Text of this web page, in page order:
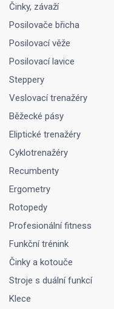
Činky, závaží
Posilovače břicha
Posilovací věže
Posilovací lavice
Steppery
Veslovací trenažéry
Běžecké pásy
Eliptické trenažéry
Cyklotrenažéry
Recumbenty
Ergometry
Rotopedy
Profesionální fitness
Funkční trénink
Činky a kotouče
Stroje s duální funkcí
Klece